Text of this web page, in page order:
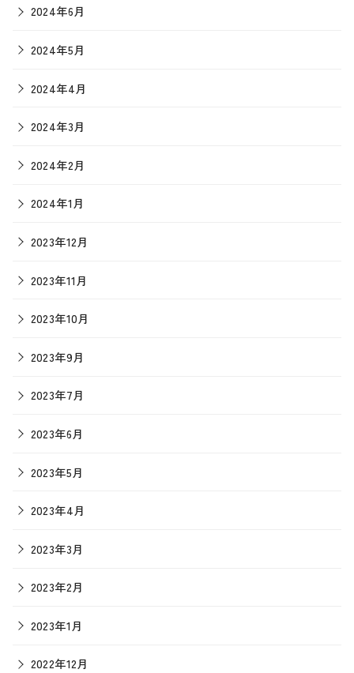
2024年6月
2024年5月
2024年4月
2024年3月
2024年2月
2024年1月
2023年12月
2023年11月
2023年10月
2023年9月
2023年7月
2023年6月
2023年5月
2023年4月
2023年3月
2023年2月
2023年1月
2022年12月